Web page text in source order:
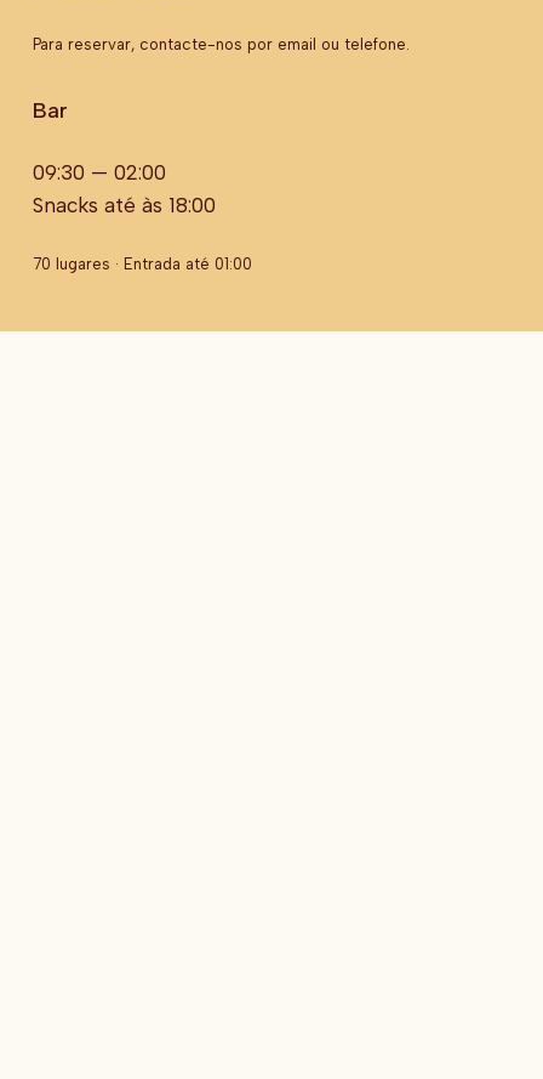
Para reservar, contacte-nos por email ou telefone.
Bar
09:30 — 02:00
Snacks até às 18:00
70 lugares · Entrada até 01:00